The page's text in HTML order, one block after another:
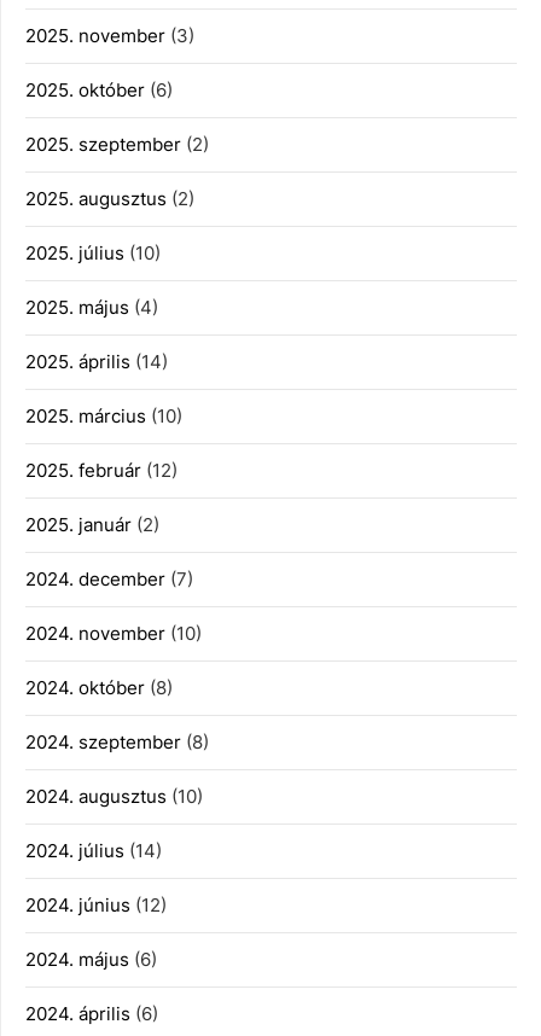
2025. november (3)
2025. október (6)
2025. szeptember (2)
2025. augusztus (2)
2025. július (10)
2025. május (4)
2025. április (14)
2025. március (10)
2025. február (12)
2025. január (2)
2024. december (7)
2024. november (10)
2024. október (8)
2024. szeptember (8)
2024. augusztus (10)
2024. július (14)
2024. június (12)
2024. május (6)
2024. április (6)